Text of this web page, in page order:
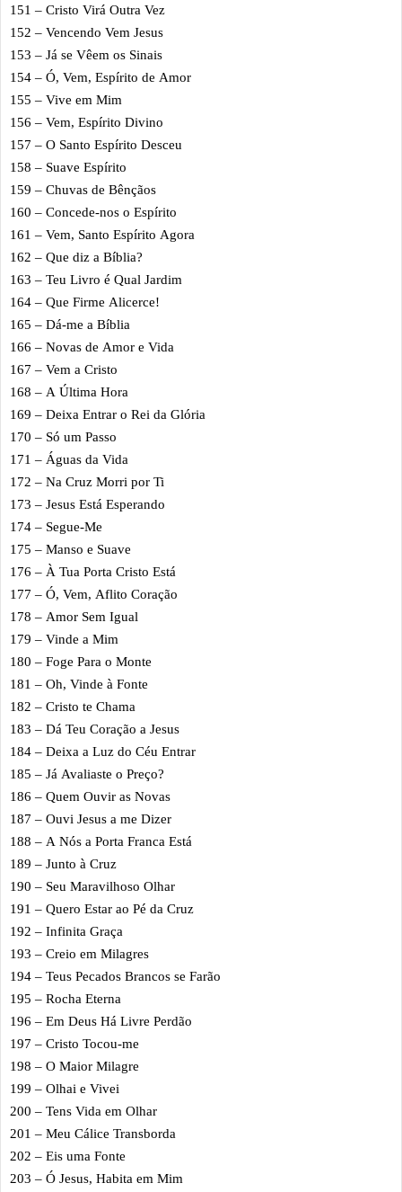
151 – Cristo Virá Outra Vez
152 – Vencendo Vem Jesus
153 – Já se Vêem os Sinais
154 – Ó, Vem, Espírito de Amor
155 – Vive em Mim
156 – Vem, Espírito Divino
157 – O Santo Espírito Desceu
158 – Suave Espírito
159 – Chuvas de Bênçãos
160 – Concede-nos o Espírito
161 – Vem, Santo Espírito Agora
162 – Que diz a Bíblia?
163 – Teu Livro é Qual Jardim
164 – Que Firme Alicerce!
165 – Dá-me a Bíblia
166 – Novas de Amor e Vida
167 – Vem a Cristo
168 – A Última Hora
169 – Deixa Entrar o Rei da Glória
170 – Só um Passo
171 – Águas da Vida
172 – Na Cruz Morri por Ti
173 – Jesus Está Esperando
174 – Segue-Me
175 – Manso e Suave
176 – À Tua Porta Cristo Está
177 – Ó, Vem, Aflito Coração
178 – Amor Sem Igual
179 – Vinde a Mim
180 – Foge Para o Monte
181 – Oh, Vinde à Fonte
182 – Cristo te Chama
183 – Dá Teu Coração a Jesus
184 – Deixa a Luz do Céu Entrar
185 – Já Avaliaste o Preço?
186 – Quem Ouvir as Novas
187 – Ouvi Jesus a me Dizer
188 – A Nós a Porta Franca Está
189 – Junto à Cruz
190 – Seu Maravilhoso Olhar
191 – Quero Estar ao Pé da Cruz
192 – Infinita Graça
193 – Creio em Milagres
194 – Teus Pecados Brancos se Farão
195 – Rocha Eterna
196 – Em Deus Há Livre Perdão
197 – Cristo Tocou-me
198 – O Maior Milagre
199 – Olhai e Vivei
200 – Tens Vida em Olhar
201 – Meu Cálice Transborda
202 – Eis uma Fonte
203 – Ó Jesus, Habita em Mim